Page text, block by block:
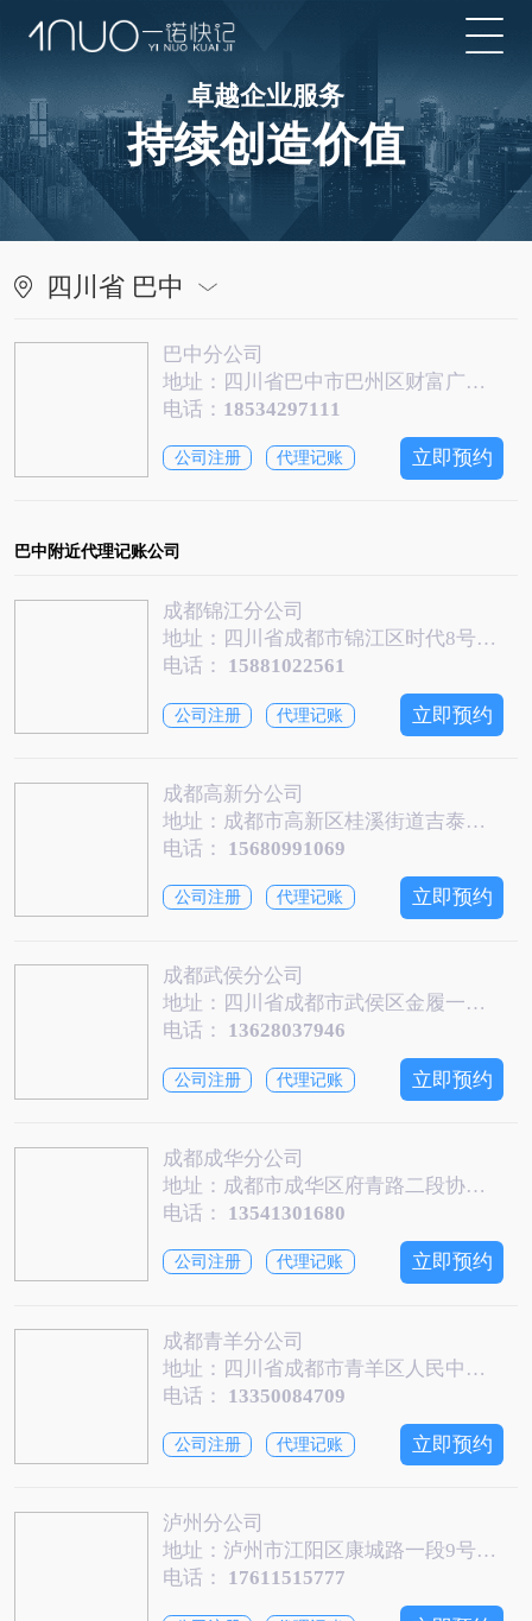
卓越企业服务
持续创造价值
四川省 巴中
巴中分公司
地址：四川省巴中市巴州区财富广场写字楼1806
电话： 18534297111
公司注册 代理记账 立即预约
巴中附近代理记账公司
成都锦江分公司
地址：四川省成都市锦江区时代8号(东大街芷泉段)8号楼303室
电话： 15881022561
公司注册 代理记账 立即预约
成都高新分公司
地址：成都市高新区桂溪街道吉泰路566号莱普敦中心3栋2单元1904号
电话： 15680991069
公司注册 代理记账 立即预约
成都武侯分公司
地址：四川省成都市武侯区金履一路187号3栋2层207
电话： 13628037946
公司注册 代理记账 立即预约
成都成华分公司
地址：成都市成华区府青路二段协信中心写字楼2207-2209(一诺快记）
电话： 13541301680
公司注册 代理记账 立即预约
成都青羊分公司
地址：四川省成都市青羊区人民中路二段29号1栋6层3号09室（自编号）
电话： 13350084709
公司注册 代理记账 立即预约
泸州分公司
地址：泸州市江阳区康城路一段9号1号楼13层1303号
电话： 17611515777